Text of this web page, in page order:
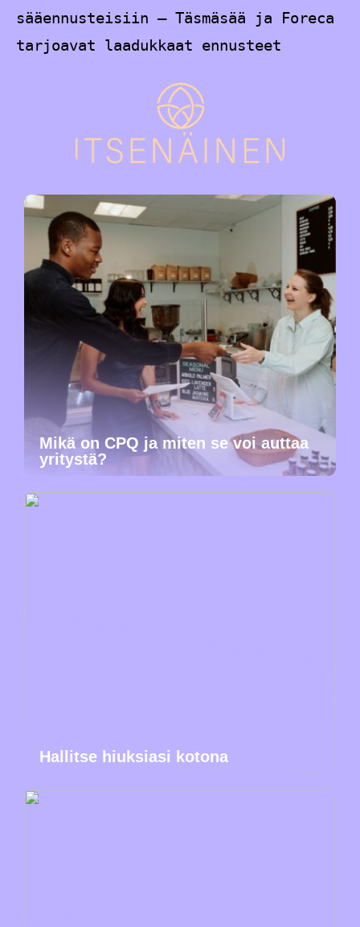
sääennusteisiin – Täsmäsää ja Foreca
tarjoavat laadukkaat ennusteet
Mikä on CPQ ja miten se voi auttaa
yritystä?
Hallitse hiuksiasi kotona